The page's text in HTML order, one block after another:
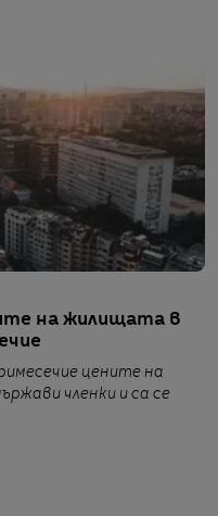
на жилищата в
цените на
членки и са се